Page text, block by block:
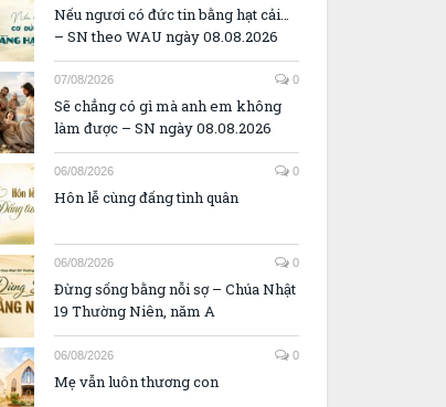
Nếu ngươi có đức tin bằng hạt cải…
– SN theo WAU ngày 08.08.2026
07/08/2026 0
Sẽ chẳng có gì mà anh em không
làm được – SN ngày 08.08.2026
06/08/2026 0
Hôn lễ cùng đấng tình quân
06/08/2026 0
Đừng sống bằng nỗi sợ – Chúa Nhật
19 Thường Niên, năm A
06/08/2026 0
Mẹ vẫn luôn thương con